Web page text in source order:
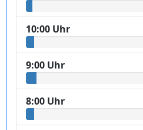
10:00 Uhr
9:00 Uhr
8:00 Uhr